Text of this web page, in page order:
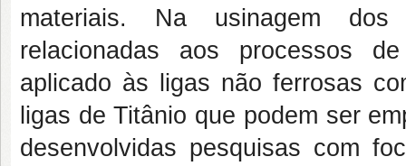
materiais. Na usinagem dos
relacionadas aos processos
aplicado às ligas não ferrosas
ligas de Titânio que podem ser
desenvolvidas pesquisas com